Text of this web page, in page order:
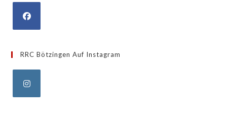
a
new
tab
RRC Bötzingen Auf Instagram